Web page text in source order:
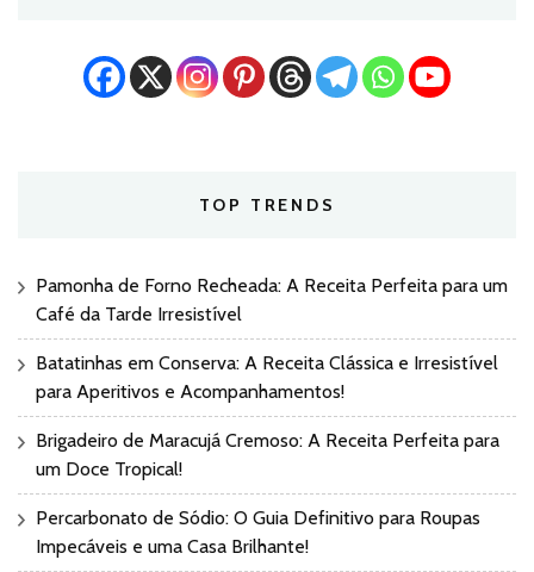
TOP TRENDS
Pamonha de Forno Recheada: A Receita Perfeita para um
Café da Tarde Irresistível
Batatinhas em Conserva: A Receita Clássica e Irresistível
para Aperitivos e Acompanhamentos!
Brigadeiro de Maracujá Cremoso: A Receita Perfeita para
um Doce Tropical!
Percarbonato de Sódio: O Guia Definitivo para Roupas
Impecáveis e uma Casa Brilhante!